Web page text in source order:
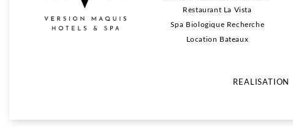
Restaurant La Vista
Spa Biologique Recherche
Location Bateaux
REALISATION